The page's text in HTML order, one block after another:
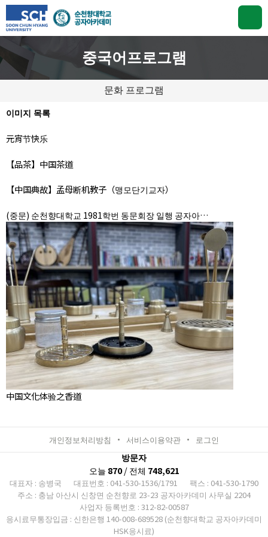
중국어프로그램
문화 프로그램
이미지 목록
元宵节快乐
【品茶】中国茶道
【中国典故】孟母断机教子（맹모단기교자）
(중문) 순천향대학교 1981학번 동문회장 일행 공자아…
中国文化体验之香道
개인정보처리방침 서비스이용약관 로그인
방문자
오늘 870/ 전체 748,621
대표자 : 송병국 대표번호 : 041-530-1536/1791
팩스 : 041-530-1790
주소 : 충남 아산시 신창면 순천향로 23-23 공자아카데미 사무실 2204
사업자 등록번호 : 312-82-00587
응시료무통장입금 : 신한은행 140-008-689528 (순천향대학교 공자아카데미
HSK응시료)